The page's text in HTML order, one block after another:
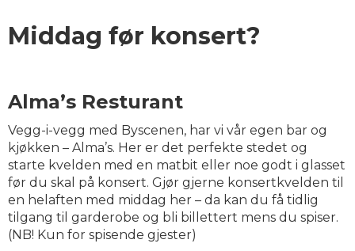
Middag før konsert?
Alma’s Resturant
Vegg-i-vegg med Byscenen, har vi vår egen bar og
kjøkken – Alma’s. Her er det perfekte stedet og
starte kvelden med en matbit eller noe godt i glasset
før du skal på konsert. Gjør gjerne konsertkvelden til
en helaften med middag her – da kan du få tidlig
tilgang til garderobe og bli billettert mens du spiser.
(NB! Kun for spisende gjester)